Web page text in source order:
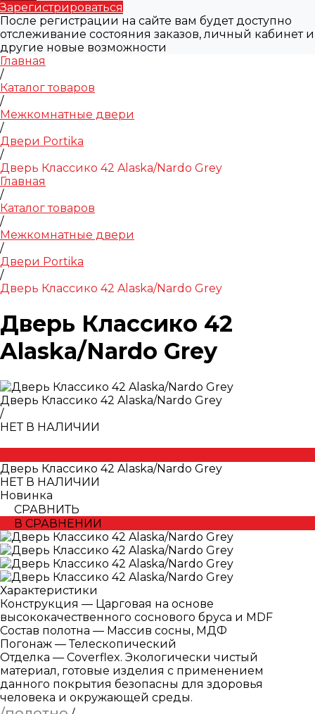
Зарегистрироваться
После регистрации на сайте вам будет доступно
отслеживание состояния заказов, личный кабинет и
другие новые возможности
Главная
/
Каталог товаров
/
Межкомнатные двери
/
Двери Portika
/
Дверь Классико 42 Alaska/Nardo Grey
Главная
/
Каталог товаров
/
Межкомнатные двери
/
Двери Portika
/
Дверь Классико 42 Alaska/Nardo Grey
Дверь Классико 42
Alaska/Nardo Grey
Дверь Классико 42 Alaska/Nardo Grey
/
НЕТ В НАЛИЧИИ
Дверь Классико 42 Alaska/Nardo Grey
НЕТ В НАЛИЧИИ
Новинка
СРАВНИТЬ
В СРАВНЕНИИ
Характеристики
Конструкция — Царговая на основе
высококачественного соснового бруса и MDF
Состав полотна — Массив сосны, МДФ
Погонаж — Телескопический
Отделка — Coverflex. Экологически чистый
материал, готовые изделия с применением
данного покрытия безопасны для здоровья
человека и окружающей среды.